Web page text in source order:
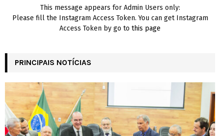
This message appears for Admin Users only:
Please fill the Instagram Access Token. You can get Instagram
Access Token by go to this page
PRINCIPAIS NOTÍCIAS